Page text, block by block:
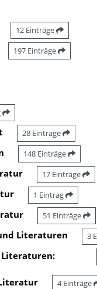
12 Einträge
197 Einträge
28 Einträge
148 Einträge
17 Einträge
1 Eintrag
51 Einträge
Literaturen 3
Literaturen:
4 Einträge